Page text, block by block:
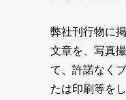
弊社刊行物に
文章を、写真
て、許諾なく
たは印刷等を